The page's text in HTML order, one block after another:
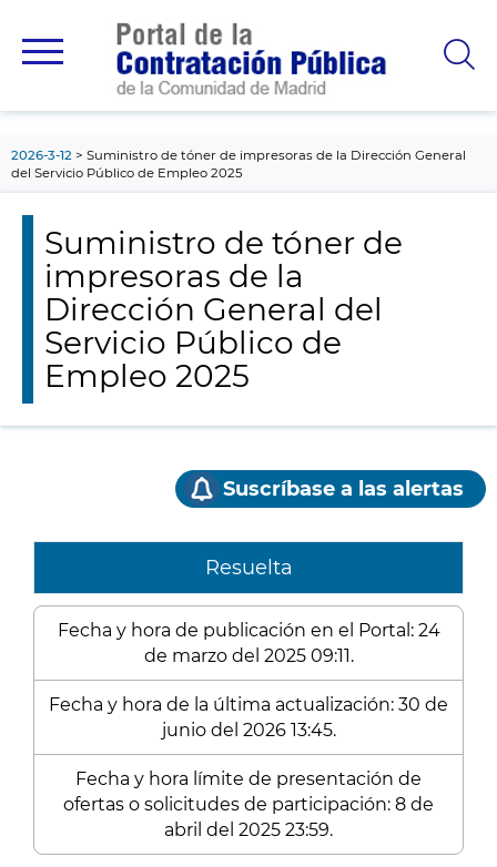
principal
2026-3-12
Suministro de tóner de impresoras de la Dirección General
del Servicio Público de Empleo 2025
Suministro de tóner de
impresoras de la
Dirección General del
Servicio Público de
Empleo 2025
Suscríbase a las alertas
Resuelta
Fecha y hora de publicación en el Portal: 24
de marzo del 2025 09:11.
Fecha y hora de la última actualización: 30 de
junio del 2026 13:45.
Fecha y hora límite de presentación de
ofertas o solicitudes de participación: 8 de
abril del 2025 23:59.